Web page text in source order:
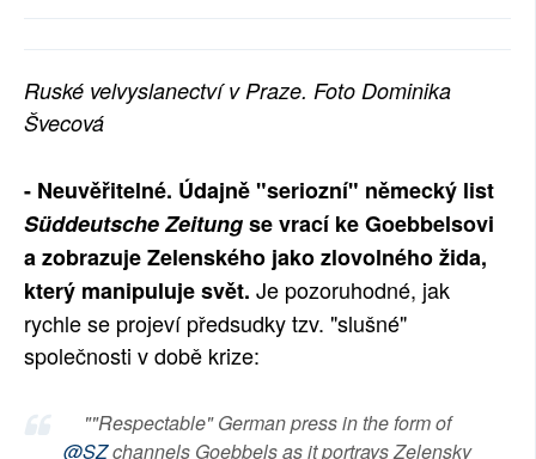
PŘÍSPĚVKY NA PROVOZ
PLNÁ VERZE STRÁNEK
Ruské velvyslanectví v Praze. Foto Dominika
Švecová
- Neuvěřitelné. Údajně "seriozní" německý list
Süddeutsche Zeitungse vrací ke Goebbelsovi
a zobrazuje Zelenského jako zlovolného žida,
který manipuluje svět. Je pozoruhodné, jak
rychle se projeví předsudky tzv. "slušné"
společnosti v době krize:
""Respectable" German press in the form of
@SZchannels Goebbels as it portrays Zelensky